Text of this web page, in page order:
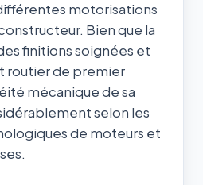
motorisations
Bien que la
finitions soignées et
routier de premier
mécanique de sa
selon les
de moteurs et